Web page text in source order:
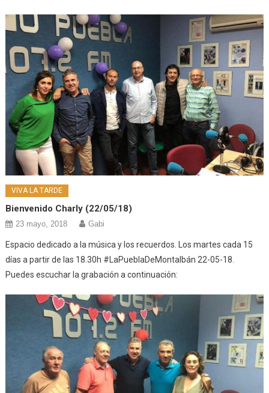
VIVA LA TARDE
Bienvenido Charly (22/05/18)
23 mayo, 2018 Gabi
Espacio dedicado a la música y los recuerdos. Los martes cada 15
días a partir de las 18.30h #LaPueblaDeMontalbán 22-05-18.
Puedes escuchar la grabación a continuación: